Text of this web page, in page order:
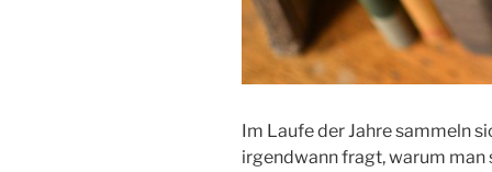
Im Laufe der Jahre sammeln
irgendwann fragt, warum man